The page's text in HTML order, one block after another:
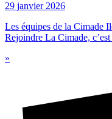
29 janvier 2026
Les équipes de la Cimade
Rejoindre La Cimade, c’est
»